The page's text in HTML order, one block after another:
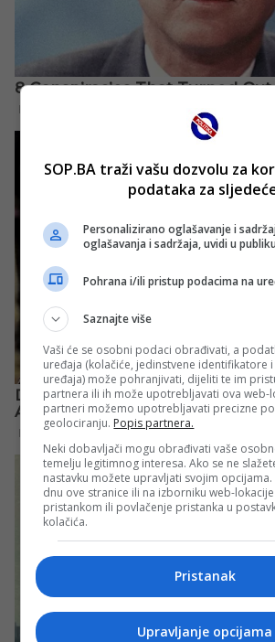
SOP.BA traži vašu dozvolu za
podataka za
Personalizirano oglašavanje i
oglašavanja i sadržaja, uvidi u
Pohrana i/ili pristup podacima na
Saznajte više
Vaši će se osobni podaci obrađivati, a
uređaja (kolačiće, jedinstvene identifikatore
uređaja) može pohranjivati, dijeliti te im
partnera ili ih može upotrebljavati ova web-
partneri možemo upotrebljavati precizne
geolociranju. Popis partnera.
Neki dobavljači mogu obrađivati vaše
temelju legitimnog interesa. Ako se ne
nastavku možete upravljati svojim
dnu ove stranice ili na izborniku web-
pristankom ili povlačenje pristanka u
kolačića.
Pristanak
Upravljanje opcijama